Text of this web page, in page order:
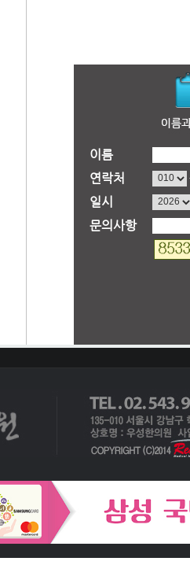
이름
연락처
일시
문의사항